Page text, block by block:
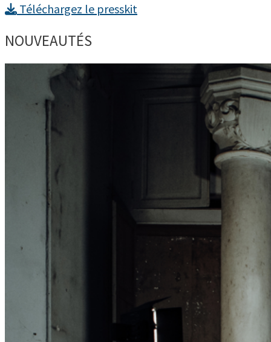
Téléchargez le presskit
NOUVEAUTÉS